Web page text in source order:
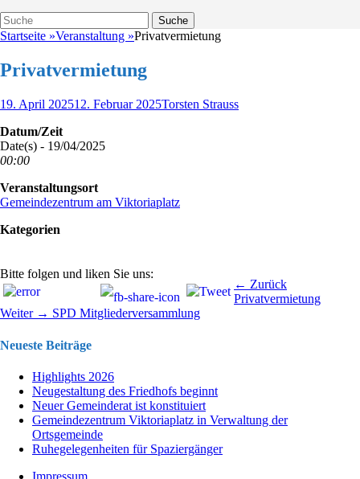
Suche
Suche
nach:
Startseite »Veranstaltung »Privatvermietung
Privatvermietung
Veröffentlicht
19. April 202512. Februar 2025Autor
Torsten Strauss
Datum/Zeit
Date(s) - 19/04/2025
00:00
Veranstaltungsort
Gemeindezentrum am Viktoriaplatz
Kategorien
Bitte folgen und liken Sie uns:
Beitragsnavigation ← Zurück
Beitrag:
Privatvermietung
Weiter → Nächster
SPD Mitgliederversammlung
Neueste Beiträge
Highlights 2026
Neugestaltung des Friedhofs beginnt
Neuer Gemeinderat ist konstituiert
Gemeindezentrum Viktoriaplatz in Verwaltung der
Ortsgemeinde
Ruhegelegenheiten für Spaziergänger
Impressum